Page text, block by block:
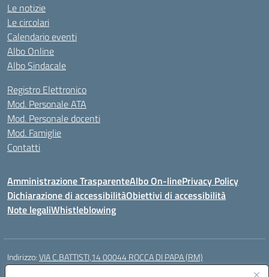
Le notizie
Le circolari
Calendario eventi
Albo Online
Albo Sindacale
Registro Elettronico
Mod. Personale ATA
Mod. Personale docenti
Mod. Famiglie
Contatti
Amministrazione TrasparenteAlbo On-linePrivacy Policy
Dichiarazione di accessibilitàObiettivi di accessibilità
Note legaliWhistleblowing
Indirizzo:VIA C.BATTISTI,14 00044 ROCCA DI PAPA (RM)
Centralino: